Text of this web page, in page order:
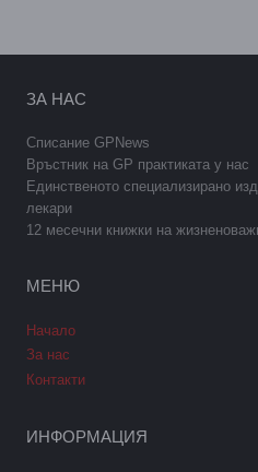
ЗА НАС
Списание GPNews
Връстник на GP практиката у нас
Единственото специализирано
лекари
12 месечни книжки на
МЕНЮ
Начало
За нас
Контакти
ИНФОРМАЦИЯ